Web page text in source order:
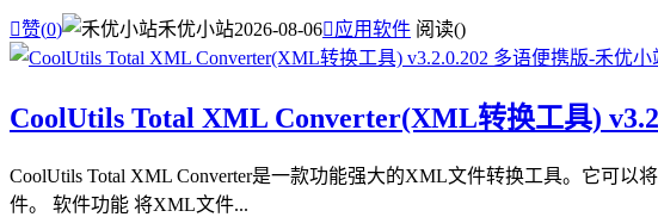
赞(0) 禾优小站2026-08-06应用软件 阅读()
CoolUtils Total XML Converter(XML转换工具)
CoolUtils Total XML Converter是一款功能强大的XML文件转换工具。它可
件。 软件功能 将XML文件...